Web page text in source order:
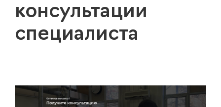
консультации
специалиста